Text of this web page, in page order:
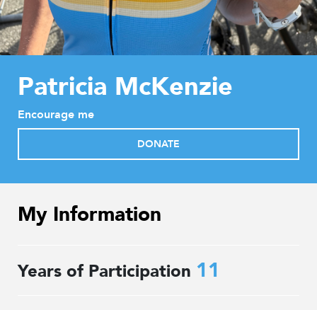
Patricia McKenzie
Encourage me
DONATE
My Information
Years of Participation 11